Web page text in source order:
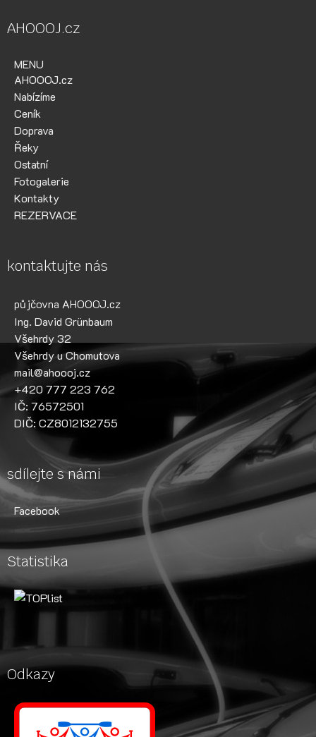
AHOOOJ.cz
MENU
AHOOOJ.cz
Nabízíme
Ceník
Doprava
Řeky
Ostatní
Fotogalerie
Kontakty
REZERVACE
kontaktujte nás
půjčovna AHOOOJ.cz
Ing. David Grünbaum
Všehrdy 32
Všehrdy u Chomutova
mail@ahoooj.cz
+420 777 223 762
IČ: 76572501
DIČ: CZ8012132755
sdílejte s námi
Facebook
Statistika
Odkazy